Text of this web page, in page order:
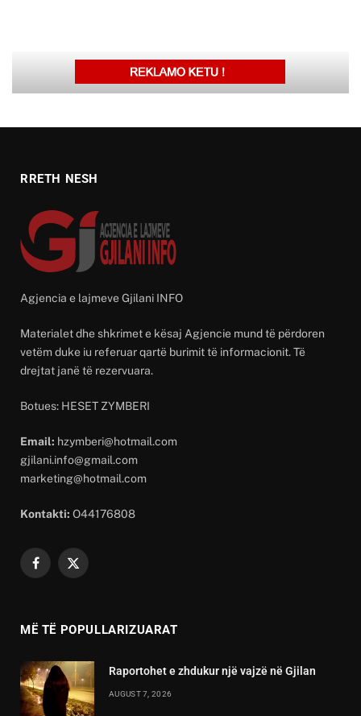
RRETH NESH
Agjencia e lajmeve Gjilani INFO
Materialet dhe shkrimet e kësaj Agjencie mund të përdoren
vetëm duke iu referuar qartë burimit të informacionit. Të
drejtat janë të rezervuara.
Botues: HESET ZYMBERI
Email: hzymberi@hotmail.com
gjilani.info@gmail.com
marketing@hotmail.com
Kontakti: O44176808
Facebook
X
MË TË POPULLARIZUARAT
Raportohet e zhdukur një vajzë në Gjilan
AUGUST 7, 2026